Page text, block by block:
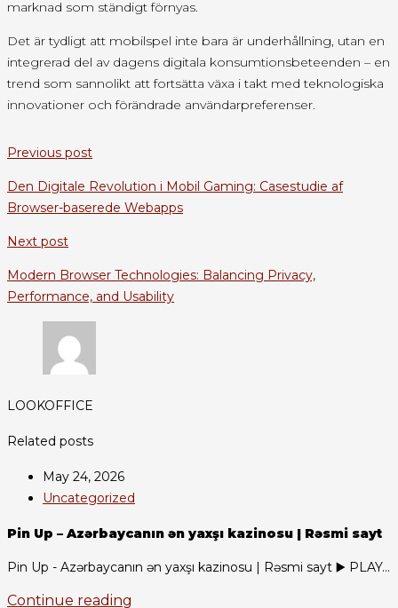
marknad som ständigt förnyas.
Det är tydligt att mobilspel inte bara är underhållning, utan en
integrerad del av dagens digitala konsumtionsbeteenden – en
trend som sannolikt att fortsätta växa i takt med teknologiska
innovationer och förändrade användarpreferenser.
Previous post
Den Digitale Revolution i Mobil Gaming: Casestudie af
Browser-baserede Webapps
Next post
Modern Browser Technologies: Balancing Privacy,
Performance, and Usability
LOOKOFFICE
Related posts
May 24, 2026
Uncategorized
Pin Up – Azərbaycanın ən yaxşı kazinosu | Rəsmi sayt
Pin Up - Azərbaycanın ən yaxşı kazinosu | Rəsmi sayt ▶️ PLAY...
Continue reading